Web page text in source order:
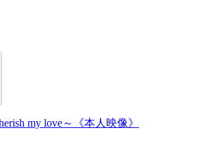
my love～《本人映像》